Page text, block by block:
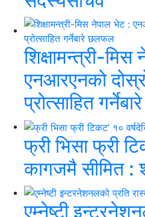
शिक्षामन्त्री-
एनआरएनको
प्रोत्साहित
फ्री भिसा फ्री
कागजमै सीमित :
एम्नेष्टी